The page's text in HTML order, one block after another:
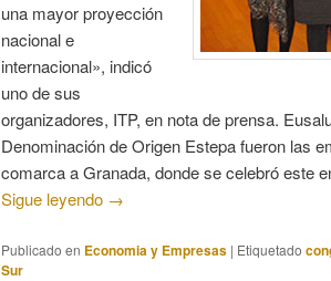
una mayor proyección
nacional e
internacional», indicó
uno de sus
organizadores, ITP, en nota de prensa.
Denominación de Origen Estepa fueron las
comarca a Granada, donde se celebró este
Sigue leyendo →
Publicado en Economia y Empresas | Etiquetado
Sur